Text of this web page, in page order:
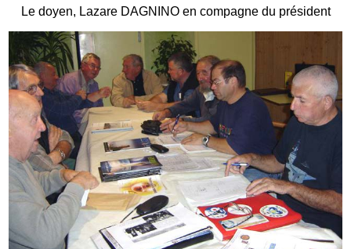
Le doyen, Lazare DAGNINO en compagne du président